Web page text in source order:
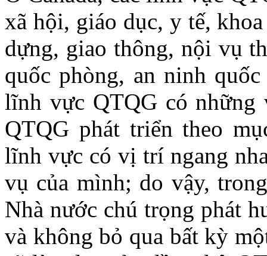
xã hội, giáo dục, y tế,
dựng, giao thông, nội vụ
quốc phòng, an ninh
lĩnh vực QTQG có
QTQG phát triển theo
lĩnh vực có vị trí ngang
vụ của mình; do vậy,
Nhà nước chú trọng phát
và không bỏ qua bất kỳ